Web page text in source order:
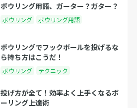
ボウリング用語、ガーター？ガター？
ボウリング ボウリング用語
ボウリングでフックボールを投げるな
ら持ち方はこうだ！
ボウリング テクニック
投げ方が全て！効率よく上手くなるボ
ーリング上達術